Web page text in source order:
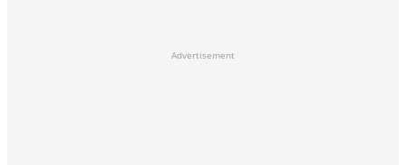
Advertisement